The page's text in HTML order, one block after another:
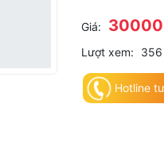
Giá:
Lượt xem: 356
Hotline